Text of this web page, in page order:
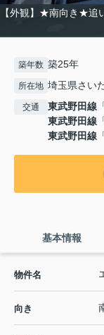
【外観】★南向き★
築年数 築25年
所在地 埼玉県さい
交通 東武野田線
東武野田線
東武野田線
基本情報
物件名
向き